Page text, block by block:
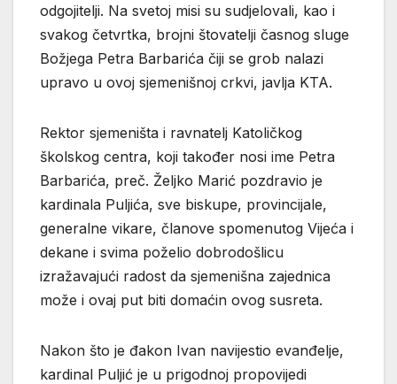
odgojitelji. Na svetoj misi su sudjelovali, kao i
svakog četvrtka, brojni štovatelji časnog sluge
Božjega Petra Barbarića čiji se grob nalazi
upravo u ovoj sjemenišnoj crkvi, javlja KTA.
Rektor sjemeništa i ravnatelj Katoličkog
školskog centra, koji također nosi ime Petra
Barbarića, preč. Željko Marić pozdravio je
kardinala Puljića, sve biskupe, provincijale,
generalne vikare, članove spomenutog Vijeća i
dekane i svima poželio dobrodošlicu
izražavajući radost da sjemenišna zajednica
može i ovaj put biti domaćin ovog susreta.
Nakon što je đakon Ivan navijestio evanđelje,
kardinal Puljić je u prigodnoj propovijedi